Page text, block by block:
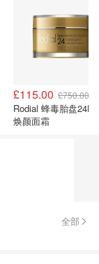
£115.00 £750.00
Rodial 蜂毒胎盘24K
焕颜面霜
全部